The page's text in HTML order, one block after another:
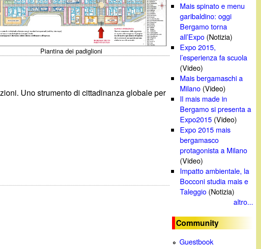
Piantina dei padiglioni
Uno strumento di cittadinanza globale per
Mais spinato e menu
garibaldino: oggi
Bergamo torna
all’Expo (Notizia)
Expo 2015,
l’esperienza fa scuola
(Video)
Mais bergamaschi a
Milano (Video)
Il mais made in
Bergamo si presenta a
Expo2015 (Video)
Expo 2015 mais
bergamasco
protagonista a Milano
(Video)
Impatto ambientale, la
Bocconi studia mais e
Taleggio (Notizia)
altro...
Community
Guestbook